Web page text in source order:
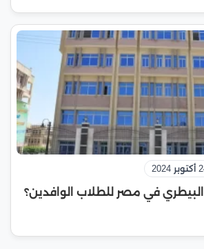
2024
في مصر للطلاب الوافدين؟